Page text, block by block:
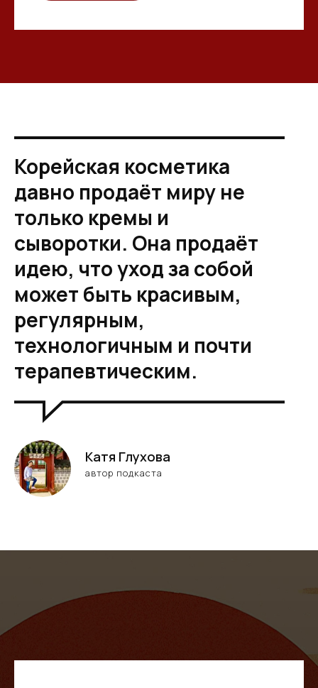
Корейская косметика
давно продаёт миру не
только кремы и
сыворотки. Она продаёт
идею, что уход за собой
может быть красивым,
регулярным,
технологичным и почти
терапевтическим.
Катя Глухова
автор подкаста